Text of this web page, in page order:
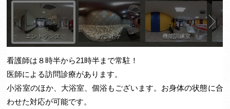
看護師は８時半から21時半まで常駐！
医師による訪問診療があります。
小浴室のほか、大浴室、個浴もございます。お身体の状態に合
わせた対応が可能です。